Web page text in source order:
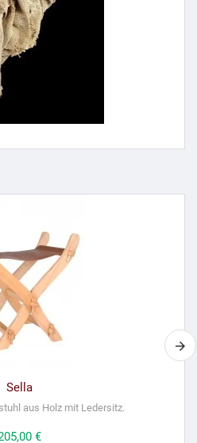
Sella
aus Holz mit Ledersitz.
€